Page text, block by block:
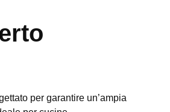
per garantire un’ampia